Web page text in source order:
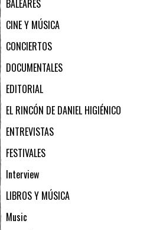
BALEARES
CINE Y MÚSICA
CONCIERTOS
DOCUMENTALES
EDITORIAL
EL RINCÓN DE DANIEL HIGIÉNICO
ENTREVISTAS
FESTIVALES
Interview
LIBROS Y MÚSICA
Music